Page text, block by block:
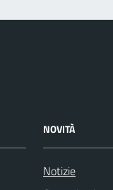
NOVITÀ
Notizie